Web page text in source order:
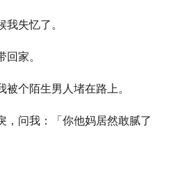
失忆了。
家。
个陌生男人堵在路上。
，问我：「你他妈居然敢腻了